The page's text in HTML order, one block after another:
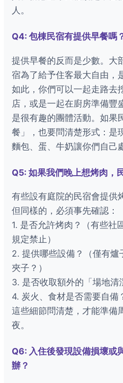
人。
Q4: 包棟民宿有提供早餐嗎
提供早餐的反而是少數。大
宿為了給予住客最大自由，
如此，你們可以一起走路去
店，或是一起在廚房準備豐
是很有趣的團體活動。如果
餐」，也要問清楚形式：是
麵包、蛋、牛奶讓你們自己
Q5: 如果我們晚上想烤肉，
有些設有庭院的民宿會提供
但同樣的，必須事先確認：
1. 是否允許烤肉？（有些社
規定禁止）
2. 提供哪些設備？（僅有爐
夾子？）
3. 是否收取額外的「場地清
4. 炭火、食材是否需要自備
這些細節問清楚，才能準備
夜。
Q6: 入住後發現設備損壞或
辦？